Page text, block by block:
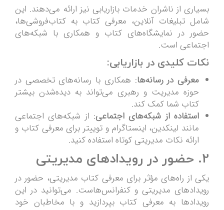
بسیاری از ناشران خدمات بازاریابی نیز ارائه می‌دهند. این
شامل تبلیغات آنلاین، معرفی کتاب به کتاب‌فروشی‌ها،
حضور در نمایشگاه‌های کتاب و همکاری با شبکه‌های
اجتماعی است.
نکات کلیدی در بازاریابی:
معرفی در رسانه‌ها: همکاری با رسانه‌های تخصصی در
حوزه مدیریت و رهبری می‌تواند به دیده‌شدن بیشتر
کتاب شما کمک کند.
استفاده از شبکه‌های اجتماعی: از شبکه‌های اجتماعی
مانند لینکدین، اینستاگرام و توییتر برای معرفی کتاب و
ارائه نکات مدیریتی کوتاه استفاده کنید.
2. حضور در رویدادهای مدیریتی
یکی از راه‌های مؤثر برای معرفی کتاب مدیریتی، حضور در
رویدادهای مدیریتی و کنفرانس‌هاست. می‌توانید در این
رویدادها به معرفی کتاب بپردازید و با مخاطبان خود